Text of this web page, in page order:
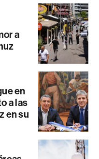
a
en
a las
en su